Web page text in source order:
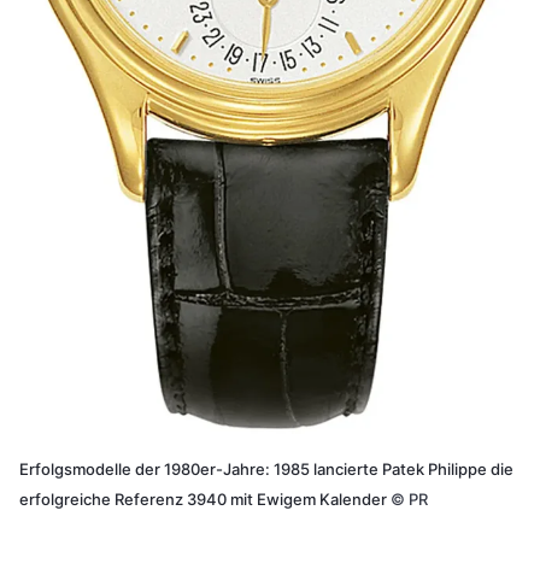
Erfolgsmodelle der 1980er-Jahre: 1985 lancierte Patek Philippe die
erfolgreiche Referenz 3940 mit Ewigem Kalender © PR